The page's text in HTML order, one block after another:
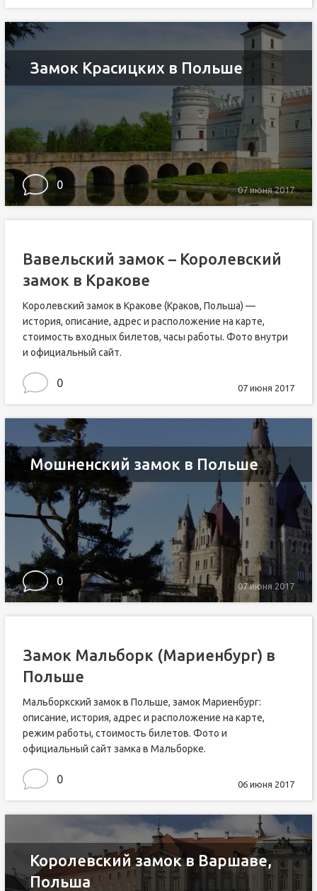
Замок Красицких в Польше
0 07 июня 2017
Вавельский замок – Королевский
замок в Кракове
Королевский замок в Кракове (Краков, Польша) —
история, описание, адрес и расположение на карте,
стоимость входных билетов, часы работы. Фото внутри
и официальный сайт.
0 07 июня 2017
Мошненский замок в Польше
0 07 июня 2017
Замок Мальборк (Мариенбург) в
Польше
Мальборкский замок в Польше, замок Мариенбург:
описание, история, адрес и расположение на карте,
режим работы, стоимость билетов. Фото и
официальный сайт замка в Мальборке.
0 06 июня 2017
Королевский замок в Варшаве,
Польша